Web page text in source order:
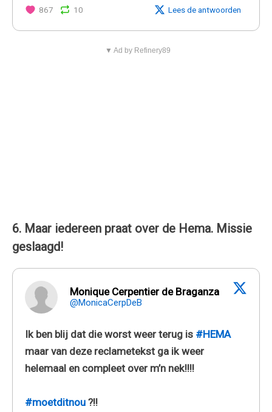
867 10 Lees de antwoorden
▼ Ad by Refinery89
6. Maar iedereen praat over de Hema. Missie
geslaagd!
Monique Cerpentier de Braganza
@MonicaCerpDeB
Ik ben blij dat die worst weer terug is #HEMA
maar van deze reclametekst ga ik weer
helemaal en compleet over m’n nek!!!!
#moetditnou ?!!